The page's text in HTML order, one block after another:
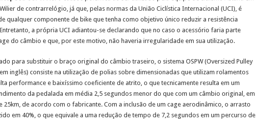
de contrarrelógio, já que, pelas normas da União Ciclística Internacional (UCI), é
qualquer componente de bike que tenha como objetivo único reduzir a resistência
a própria UCI adiantou-se declarando que no caso o acessório faria parte
do câmbio e que, por este motivo, não haveria irregularidade em sua utilização.
para substituir o braço original do câmbio traseiro, o sistema OSPW (Oversized Pulley
inglês) consiste na utilização de polias sobre dimensionadas que utilizam rolamentos
performance e baixíssimo coeficiente de atrito, o que tecnicamente resulta em um
da pedalada em média 2,5 segundos menor do que com um câmbio original, em
25km, de acordo com o fabricante. Com a inclusão de um cage aerodinâmico, o arrasto
em 40%, o que equivale a uma redução de tempo de 7,2 segundos em um percurso de